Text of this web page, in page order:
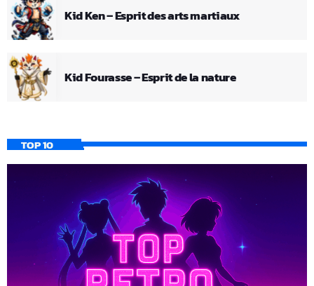
Kid Ken – Esprit des arts martiaux
Kid Fourasse – Esprit de la nature
TOP 10